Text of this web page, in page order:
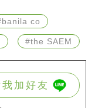
co
#the SAEM
加好友